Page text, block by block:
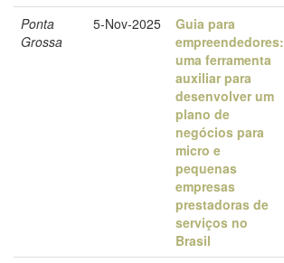
Ponta
Grossa
5-Nov-2025
Guia para
empreendedores:
uma ferramenta
auxiliar para
desenvolver um
plano de
negócios para
micro e
pequenas
empresas
prestadoras de
serviços no
Brasil